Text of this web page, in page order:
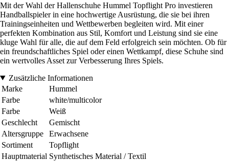
Mit der Wahl der Hallenschuhe Hummel Topflight Pro investieren
Handballspieler in eine hochwertige Ausrüstung, die sie bei ihren
Trainingseinheiten und Wettbewerben begleiten wird. Mit einer
perfekten Kombination aus Stil, Komfort und Leistung sind sie eine
kluge Wahl für alle, die auf dem Feld erfolgreich sein möchten. Ob für
ein freundschaftliches Spiel oder einen Wettkampf, diese Schuhe sind
ein wertvolles Asset zur Verbesserung Ihres Spiels.
Zusätzliche Informationen
Marke
Hummel
Farbe
white/multicolor
Farbe
Weiß
Geschlecht
Gemischt
Altersgruppe
Erwachsene
Sortiment
Topflight
Hauptmaterial Synthetisches Material / Textil